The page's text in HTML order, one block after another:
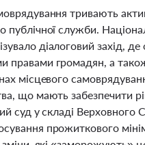
тривають
служби.
діалоговий захід,
правами громадян, а
місцевого
що мають забезпечити
суд у складі
прожиткового